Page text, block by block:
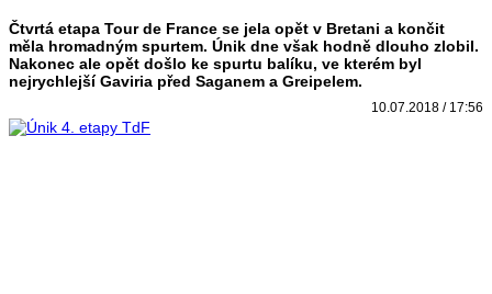
Čtvrtá etapa Tour de France se jela opět v Bretani a končit
měla hromadným spurtem. Únik dne však hodně dlouho zlobil.
Nakonec ale opět došlo ke spurtu balíku, ve kterém byl
nejrychlejší Gaviria před Saganem a Greipelem.
10.07.2018 / 17:56